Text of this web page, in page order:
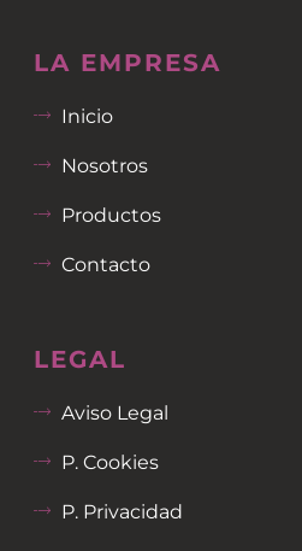
LA EMPRESA
Inicio
Nosotros
Productos
Contacto
LEGAL
Aviso Legal
P. Cookies
P. Privacidad